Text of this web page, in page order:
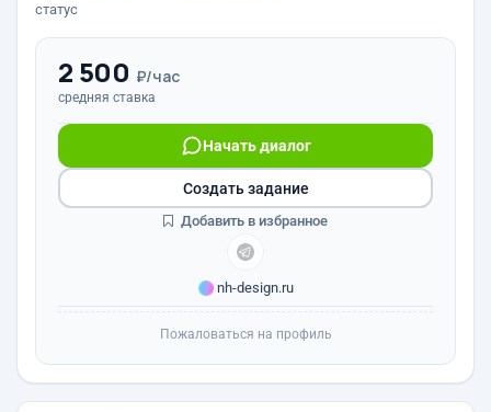
статус
2 500 ₽/час
средняя ставка
Начать диалог
nh-design.ru
Создать задание
Добавить в избранное
Пожаловаться на профиль